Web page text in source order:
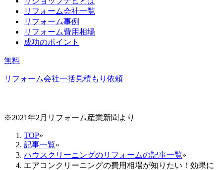
リフォーム会社一覧
リフォーム事例
リフォーム費用相場
成功のポイント
無料
リフォーム会社一括見積もり依頼
※2021年2月リフォーム産業新聞より
TOP»
記事一覧»
ハウスクリーニングのリフォームの記事一覧»
エアコンクリーニングの費用相場が知りたい！効果に